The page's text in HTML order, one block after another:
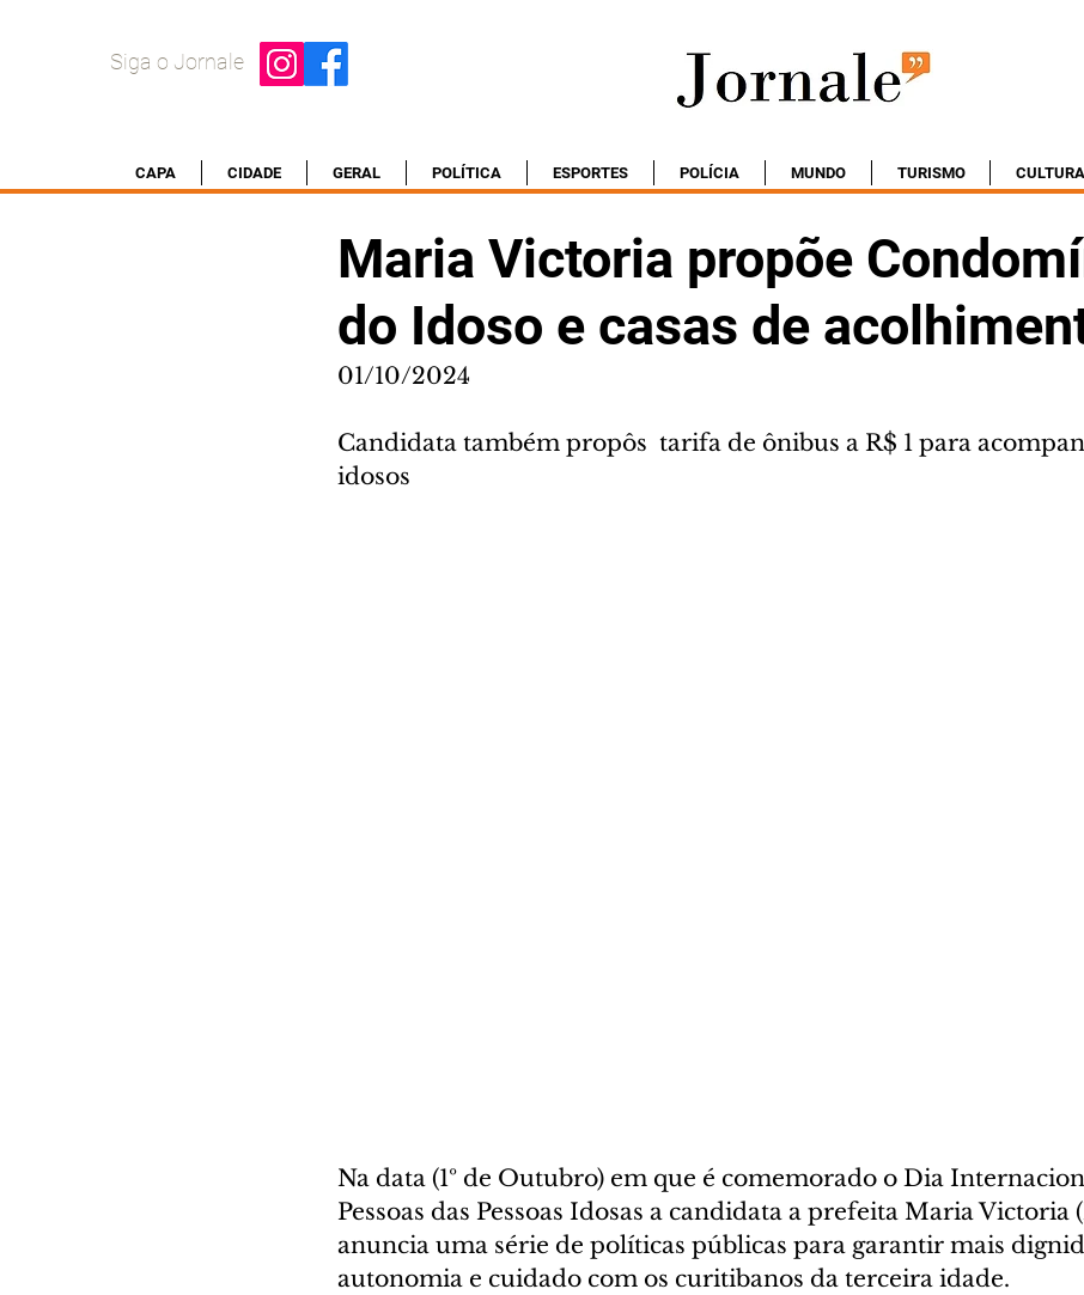
Siga o Jornale
CAPA CIDADE GERAL POLÍTICA ESPORTES POLÍCIA MUNDO TURISMO CULTURA
Maria Victoria propõe
do Idoso e casas de
01/10/2024
Candidata também propôs  tarifa de ônibus a R$ 1 para
idosos
Na data (1º de Outubro) em que é comemorado o Dia
Pessoas das Pessoas Idosas a candidata a prefeita Maria Victoria
anuncia uma série de políticas públicas para garantir mais
autonomia e cuidado com os curitibanos da terceira idade.